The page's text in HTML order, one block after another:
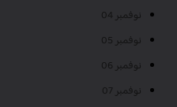
نوفمبر 04
نوفمبر 05
نوفمبر 06
نوفمبر 07